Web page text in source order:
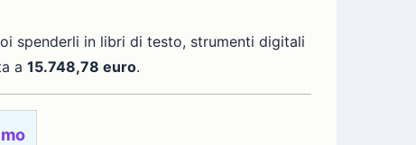
spenderli in libri di testo, strumenti digitali
a 15.748,78 euro.